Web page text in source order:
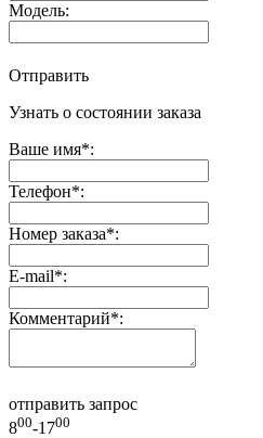
Модель:
Отправить
Узнать о состоянии заказа
Ваше имя*:
Телефон*:
Номер заказа*:
E-mail*:
Комментарий*:
отправить запрос
800-1700